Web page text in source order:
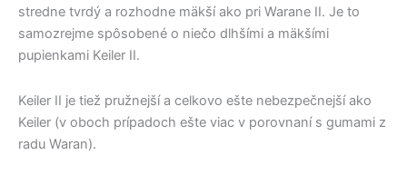
stredne tvrdý a rozhodne mäkší ako pri Warane II. Je to
samozrejme spôsobené o niečo dlhšími a mäkšími
pupienkami Keiler II.
Keiler II je tiež pružnejší a celkovo ešte nebezpečnejší ako
Keiler (v oboch prípadoch ešte viac v porovnaní s gumami z
radu Waran).